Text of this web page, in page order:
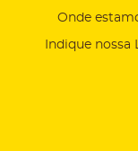
Onde
Indique nossa